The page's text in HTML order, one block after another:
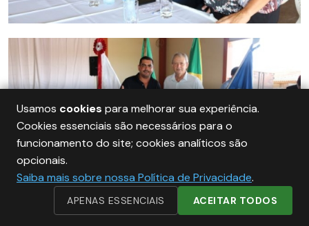
Usamos cookies para melhorar sua experiência.
Cookies essenciais são necessários para o
funcionamento do site; cookies analíticos são
opcionais.
Saiba mais sobre nossa Política de Privacidade.
APENAS ESSENCIAIS ACEITAR TODOS